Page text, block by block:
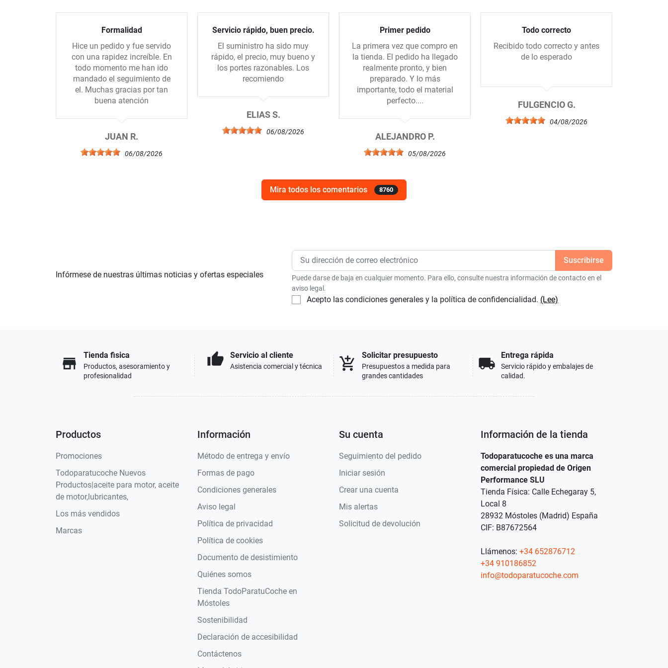
Formalidad
Hice un pedido y fue servido
con una rapidez increíble. En
todo momento me han ido
mandado el seguimiento de
el. Muchas gracias por tan
buena atención
JUAN R.
06/08/2026
Servicio rápido, buen precio.
El suministro ha sido muy
rápido, el precio, muy bueno y
los portes razonables. Los
recomiendo
ELIAS S.
06/08/2026
Primer pedido
La primera vez que compro en
la tienda. El pedido ha llegado
realmente pronto, y bien
preparado. Y lo más
importante, todo el material
perfecto....
ALEJANDRO P.
05/08/2026
Todo correcto
Recibido todo correcto y antes
de lo esperado
FULGENCIO G.
04/08/2026
Mira todos los comentarios 8760
Infórmese de nuestras últimas noticias y ofertas especiales
Puede darse de baja en cualquier momento. Para ello, consulte nuestra información de contacto en el
aviso legal.
Acepto las condiciones generales y la política de confidencialidad. (Lee)
store
Tienda fisica
Productos, asesoramiento y
profesionalidad
thumb_up Servicio al cliente
Asistencia comercial y técnica add_shopping_cart
Solicitar presupuesto
Presupuestos a medida para
grandes cantidades
local_shipping
Entrega rápida
Servicio rápido y embalajes de
calidad.
Productos
Promociones
Todoparatucoche Nuevos
Productos|aceite para motor, aceite
de motor,lubricantes,
Los más vendidos
Marcas
Información
Método de entrega y envío
Formas de pago
Condiciones generales
Aviso legal
Política de privacidad
Política de cookies
Documento de desistimiento
Quiénes somos
Tienda TodoParatuCoche en
Móstoles
Sostenibilidad
Declaración de accesibilidad
Contáctenos
Su cuenta
Seguimiento del pedido
Iniciar sesión
Crear una cuenta
Mis alertas
Solicitud de devolución
Información de la tienda
Todoparatucoche es una marca
comercial propiedad de Origen
Performance SLU
Tienda Física: Calle Echegaray 5,
Local 8
28932 Móstoles (Madrid) España
CIF: B87672564
Llámenos: +34 652876712
+34 910186852
info@todoparatucoche.com